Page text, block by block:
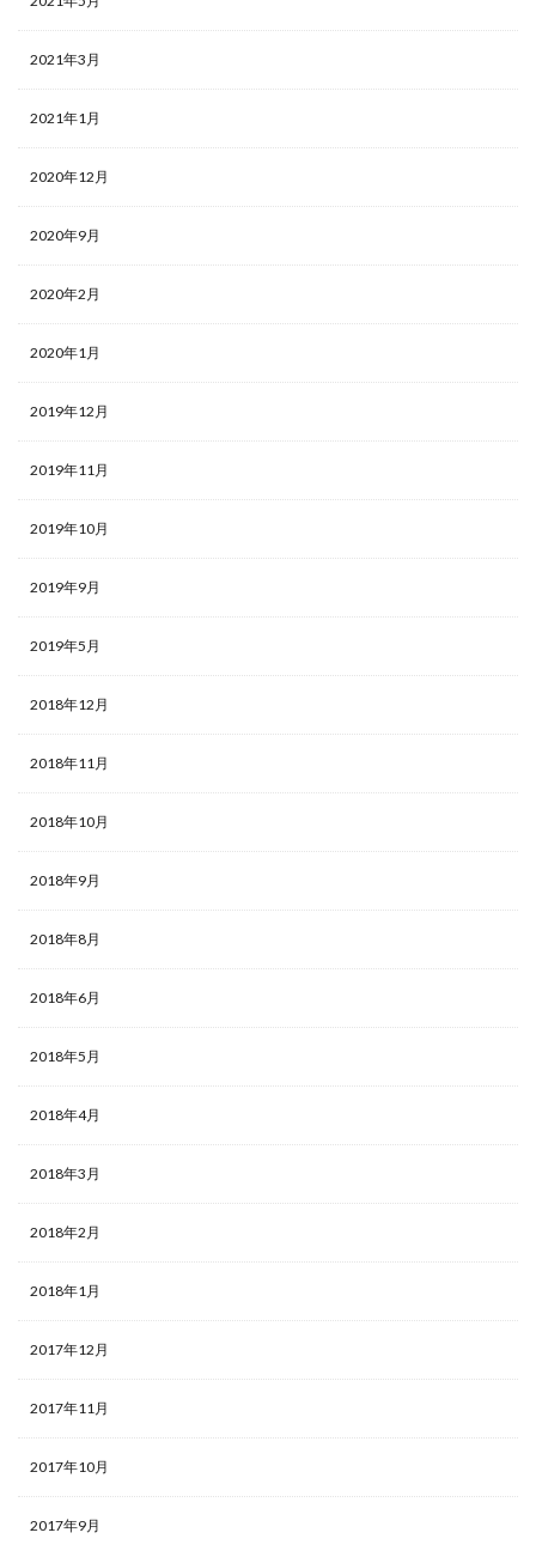
2021年3月
2021年1月
2020年12月
2020年9月
2020年2月
2020年1月
2019年12月
2019年11月
2019年10月
2019年9月
2019年5月
2018年12月
2018年11月
2018年10月
2018年9月
2018年8月
2018年6月
2018年5月
2018年4月
2018年3月
2018年2月
2018年1月
2017年12月
2017年11月
2017年10月
2017年9月